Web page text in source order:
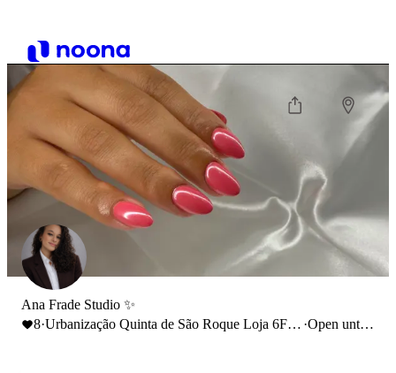
Ana Frade Studio ✨
8·Urbanização Quinta de São Roque Loja 6F,
·Open until